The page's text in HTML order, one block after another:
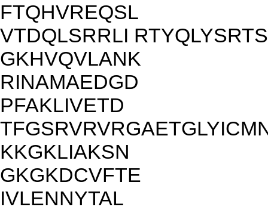
FTQHVREQSL
VTDQLSRRLI RTYQLYSRTS
GKHVQVLANK
RINAMAEDGD
PFAKLIVETD
KKGKLIAKSN
GKGKDCVFTE
IVLENNYTAL